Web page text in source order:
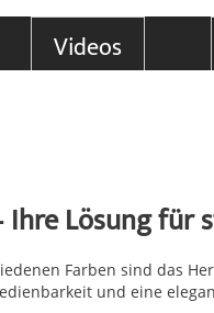
Videos
Ihre Lösung
Farben sind das
und eine